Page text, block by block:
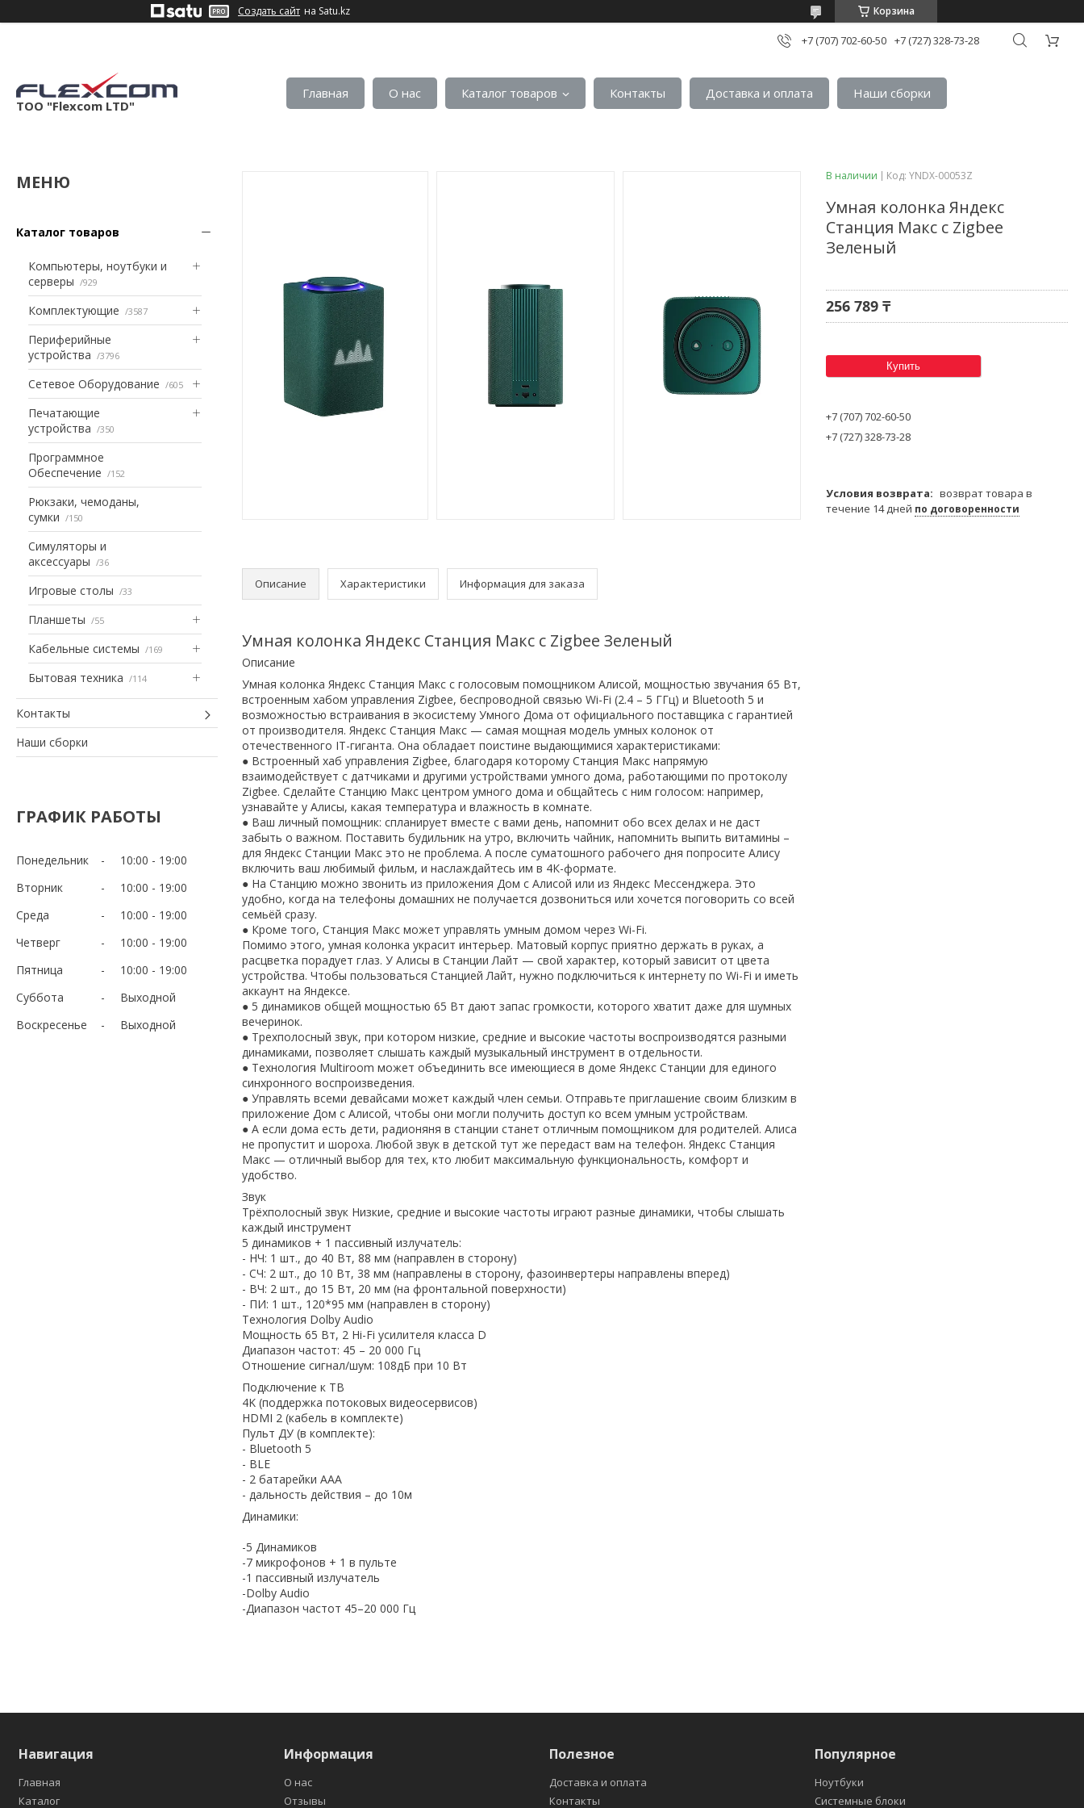
Создать сайт на Satu.kz Корзина
+7 (707) 702-60-50 +7 (727) 328-73-28
ТОО "Flexcom LTD"
Главная О нас Каталог товаров Контакты Доставка и оплата Наши сборки
Каталог товаров
Компьютеры, ноутбуки и
серверы
929
Комплектующие 3587
Периферийные
устройства
3796
Сетевое Оборудование 605
Печатающие
устройства
350
Программное
Обеспечение
152
Рюкзаки, чемоданы,
сумки
150
Симуляторы и
аксессуары
36
Игровые столы 33
Планшеты 55
Кабельные системы 169
Бытовая техника 114
Контакты
Наши сборки
ГРАФИК РАБОТЫ
Понедельник 10:00
19:00
Вторник
10:00
19:00
Среда
10:00
19:00
Четверг
10:00
19:00
Пятница
10:00
19:00
Суббота
Выходной
Воскресенье
Выходной
Описание Характеристики Информация для заказа
Умная колонка Яндекс Станция Макс с Zigbee Зеленый
Описание
Умная колонка Яндекс Станция Макс с голосовым помощником Алисой, мощностью звучания 65 Вт,
встроенным хабом управления Zigbee, беспроводной связью Wi-Fi (2.4 – 5 ГГц) и Bluetooth 5 и
возможностью встраивания в экосистему Умного Дома от официального поставщика с гарантией
от производителя. Яндекс Станция Макс — самая мощная модель умных колонок от
отечественного IT-гиганта. Она обладает поистине выдающимися характеристиками:
● Встроенный хаб управления Zigbee, благодаря которому Станция Макс напрямую
взаимодействует с датчиками и другими устройствами умного дома, работающими по протоколу
Zigbee. Сделайте Станцию Макс центром умного дома и общайтесь с ним голосом: например,
узнавайте у Алисы, какая температура и влажность в комнате.
● Ваш личный помощник: спланирует вместе с вами день, напомнит обо всех делах и не даст
забыть о важном. Поставить будильник на утро, включить чайник, напомнить выпить витамины –
для Яндекс Станции Макс это не проблема. А после суматошного рабочего дня попросите Алису
включить ваш любимый фильм, и наслаждайтесь им в 4К-формате.
● На Станцию можно звонить из приложения Дом с Алисой или из Яндекс Мессенджера. Это
удобно, когда на телефоны домашних не получается дозвониться или хочется поговорить со всей
семьёй сразу.
● Кроме того, Станция Макс может управлять умным домом через Wi-Fi.
Помимо этого, умная колонка украсит интерьер. Матовый корпус приятно держать в руках, а
расцветка порадует глаз. У Алисы в Станции Лайт — свой характер, который зависит от цвета
устройства. Чтобы пользоваться Станцией Лайт, нужно подключиться к интернету по Wi-Fi и иметь
аккаунт на Яндексе.
● 5 динамиков общей мощностью 65 Вт дают запас громкости, которого хватит даже для шумных
вечеринок.
● Трехполосный звук, при котором низкие, средние и высокие частоты воспроизводятся разными
динамиками, позволяет слышать каждый музыкальный инструмент в отдельности.
● Технология Multiroom может объединить все имеющиеся в доме Яндекс Станции для единого
синхронного воспроизведения.
● Управлять всеми девайсами может каждый член семьи. Отправьте приглашение своим близким в
приложение Дом с Алисой, чтобы они могли получить доступ ко всем умным устройствам.
● А если дома есть дети, радионяня в станции станет отличным помощником для родителей. Алиса
не пропустит и шороха. Любой звук в детской тут же передаст вам на телефон. Яндекс Станция
Макс — отличный выбор для тех, кто любит максимальную функциональность, комфорт и
удобство.
Звук
Трёхполосный звук Низкие, средние и высокие частоты играют разные динамики, чтобы слышать
каждый инструмент
5 динамиков + 1 пассивный излучатель:
- НЧ: 1 шт., до 40 Вт, 88 мм (направлен в сторону)
- СЧ: 2 шт., до 10 Вт, 38 мм (направлены в сторону, фазоинвертеры направлены вперед)
- ВЧ: 2 шт., до 15 Вт, 20 мм (на фронтальной поверхности)
- ПИ: 1 шт., 120*95 мм (направлен в сторону)
Технология Dolby Audio
Мощность 65 Вт, 2 Hi-Fi усилителя класса D
Диапазон частот: 45 – 20 000 Гц
Отношение сигнал/шум: 108дБ при 10 Вт
Подключение к ТВ
4K (поддержка потоковых видеосервисов)
HDMI 2 (кабель в комплекте)
Пульт ДУ (в комплекте):
- Bluetooth 5
- BLE
- 2 батарейки ААА
- дальность действия – до 10м
Динамики:
-5 Динамиков
-7 микрофонов + 1 в пульте
-1 пассивный излучатель
-Dolby Audio
-Диапазон частот 45–20 000 Гц
В наличии Код: YNDX-00053Z
Умная колонка Яндекс
Станция Макс с Zigbee
Зеленый
256 789 ₸
Купить
+7 (707) 702-60-50
+7 (727) 328-73-28
возврат товара в
течение 14 дней по договоренности
Навигация
Главная
Каталог
Информация
О нас
Отзывы
Полезное
Доставка и оплата
Контакты
Популярное
Ноутбуки
Системные блоки